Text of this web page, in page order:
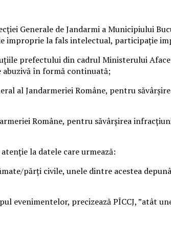
Generale de Jandarmi a Municipiului
la fals intelectual, participaţie
prefectului din cadrul Ministerului
în formă continuată;
al Jandarmeriei Române, pentru
Române, pentru săvârșirea
la datele care urmează:
părți civile, unele dintre acestea
precizează PÎCCJ, ”atât